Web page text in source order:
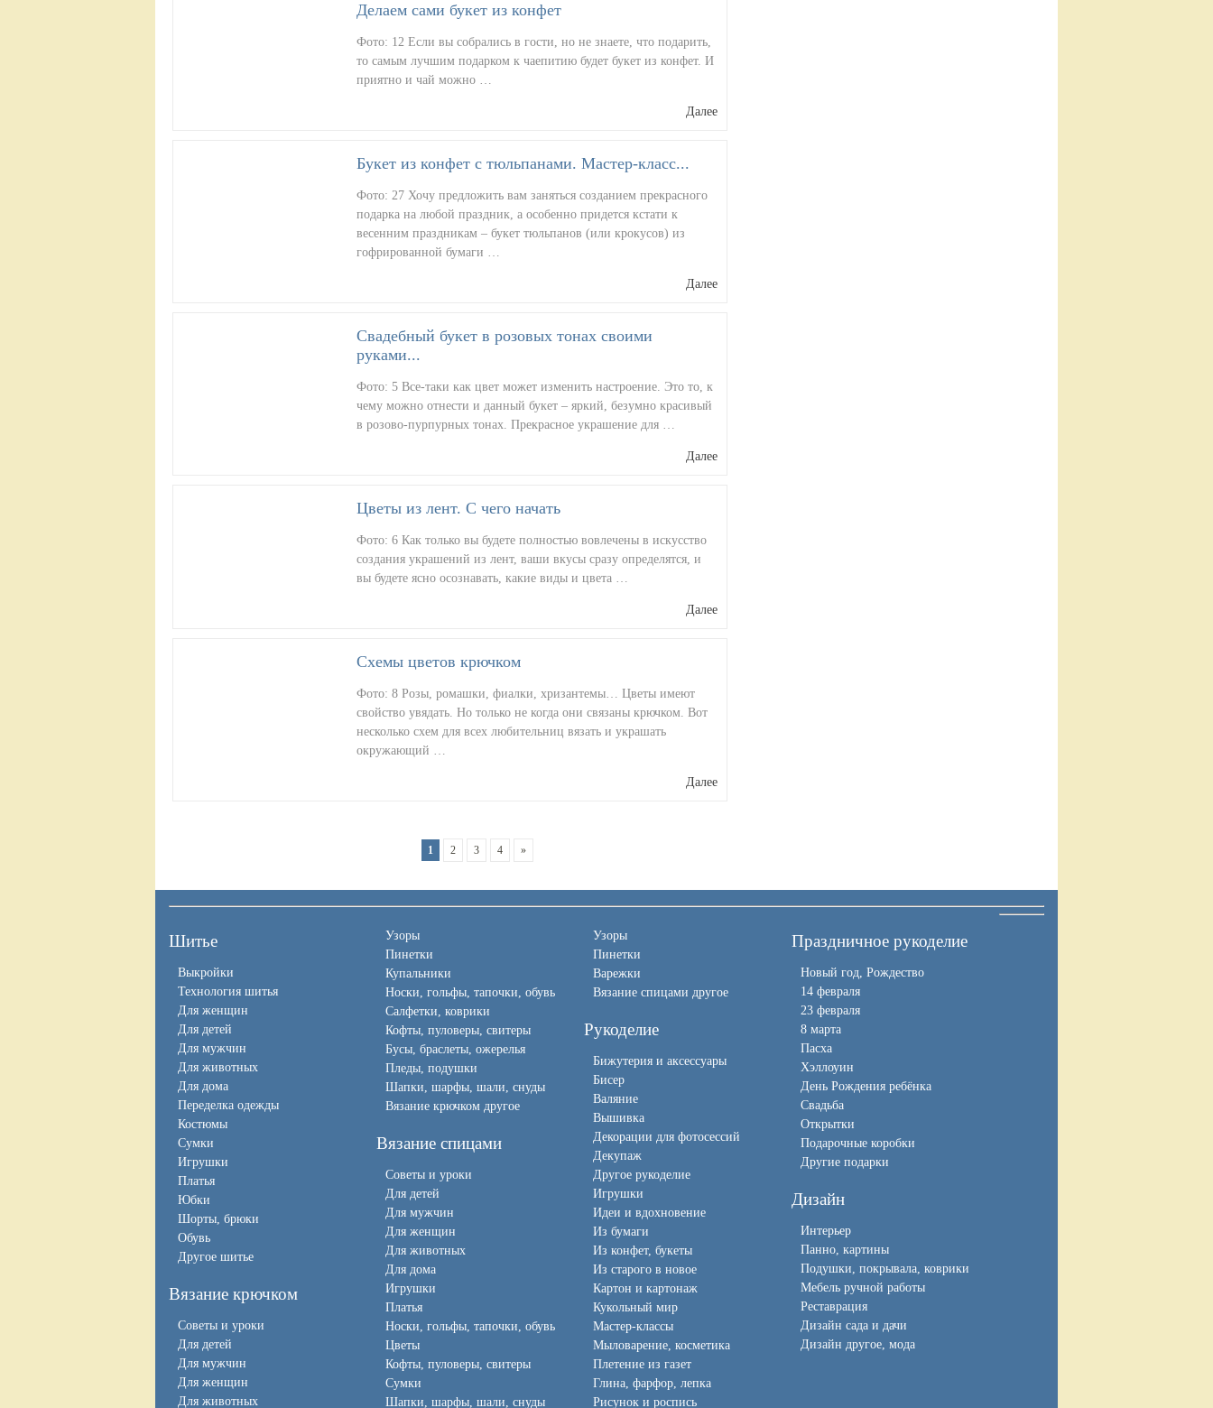
Делаем сами букет из конфет
Фото: 12 Если вы собрались в гости, но не знаете, что подарить,
то самым лучшим подарком к чаепитию будет букет из конфет. И
приятно и чай можно …
Далее
Букет из конфет с тюльпанами. Мастер-класс...
Фото: 27 Хочу предложить вам заняться созданием прекрасного
подарка на любой праздник, а особенно придется кстати к
весенним праздникам – букет тюльпанов (или крокусов) из
гофрированной бумаги …
Далее
Свадебный букет в розовых тонах своими
руками...
Фото: 5 Все-таки как цвет может изменить настроение. Это то, к
чему можно отнести и данный букет – яркий, безумно красивый
в розово-пурпурных тонах. Прекрасное украшение для …
Далее
Цветы из лент. С чего начать
Фото: 6 Как только вы будете полностью вовлечены в искусство
создания украшений из лент, ваши вкусы сразу определятся, и
вы будете ясно осознавать, какие виды и цвета …
Далее
Схемы цветов крючком
Фото: 8 Розы, ромашки, фиалки, хризантемы… Цветы имеют
свойство увядать. Но только не когда они связаны крючком. Вот
несколько схем для всех любительниц вязать и украшать
окружающий …
Далее
1 2 3 4 »
Шитье
Выкройки
Технология шитья
Для женщин
Для детей
Для мужчин
Для животных
Для дома
Переделка одежды
Костюмы
Сумки
Игрушки
Платья
Юбки
Шорты, брюки
Обувь
Другое шитье
Вязание крючком
Советы и уроки
Для детей
Для мужчин
Для женщин
Для животных
Узоры
Пинетки
Купальники
Носки, гольфы, тапочки, обувь
Салфетки, коврики
Кофты, пуловеры, свитеры
Бусы, браслеты, ожерелья
Пледы, подушки
Шапки, шарфы, шали, снуды
Вязание крючком другое
Вязание спицами
Советы и уроки
Для детей
Для мужчин
Для женщин
Для животных
Для дома
Игрушки
Платья
Носки, гольфы, тапочки, обувь
Цветы
Кофты, пуловеры, свитеры
Сумки
Шапки, шарфы, шали, снуды
Узоры
Пинетки
Варежки
Вязание спицами другое
Рукоделие
Бижутерия и аксессуары
Бисер
Валяние
Вышивка
Декорации для фотосессий
Декупаж
Другое рукоделие
Игрушки
Идеи и вдохновение
Из бумаги
Из конфет, букеты
Из старого в новое
Картон и картонаж
Кукольный мир
Мастер-классы
Мыловарение, косметика
Плетение из газет
Глина, фарфор, лепка
Рисунок и роспись
Праздничное рукоделие
Новый год, Рождество
14 февраля
23 февраля
8 марта
Пасха
Хэллоуин
День Рождения ребёнка
Свадьба
Открытки
Подарочные коробки
Другие подарки
Дизайн
Интерьер
Панно, картины
Подушки, покрывала, коврики
Мебель ручной работы
Реставрация
Дизайн сада и дачи
Дизайн другое, мода